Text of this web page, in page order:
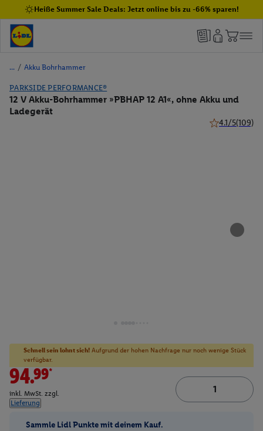
Heiße Summer Sale Deals: Jetzt online bis zu -66% sparen!
/ Akku Bohrhammer
PARKSIDE PERFORMANCE®
12 V Akku-Bohrhammer »PBHAP 12 A1«, ohne Akku und
Ladegerät
4.1/5(109)
Schnell sein lohnt sich! Aufgrund der hohen Nachfrage nur noch wenige Stück
verfügbar.
94.99*
inkl. MwSt. zzgl.
Lieferung
Sammle Lidl Punkte mit deinem Kauf.